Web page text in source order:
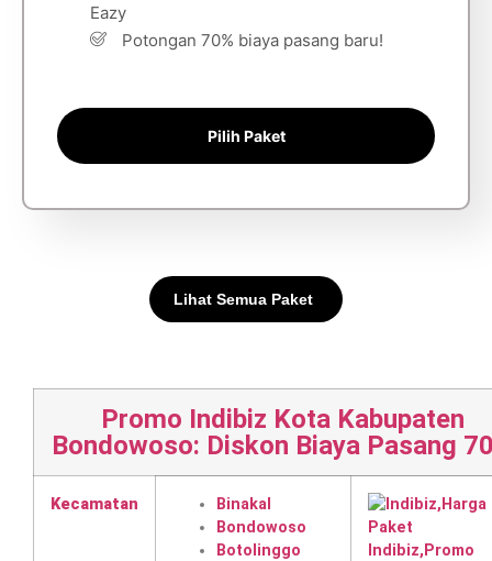
Eazy
Potongan 70% biaya pasang baru!
Pilih Paket
Lihat Semua Paket
Promo Indibiz Kota Kabupaten
Bondowoso: Diskon Biaya Pasang
Kecamatan
Binakal
Bondowoso
Botolinggo